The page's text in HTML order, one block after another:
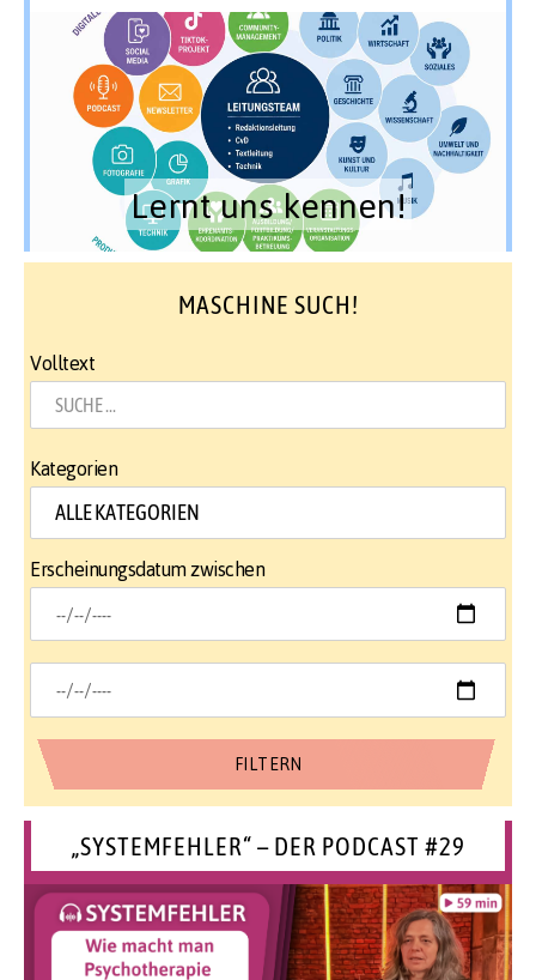
Lernt uns kennen!
MASCHINE SUCH!
Volltext
Kategorien
Erscheinungsdatum zwischen
„SYSTEMFEHLER“ – DER PODCAST #29